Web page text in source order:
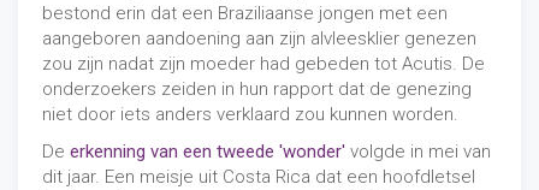
bestond erin dat een Braziliaanse jongen met een
aangeboren aandoening aan zijn alvleesklier genezen
zou zijn nadat zijn moeder had gebeden tot Acutis. De
onderzoekers zeiden in hun rapport dat de genezing
niet door iets anders verklaard zou kunnen worden.
De erkenning van een tweede 'wonder' volgde in mei van
dit jaar. Een meisje uit Costa Rica dat een hoofdletsel